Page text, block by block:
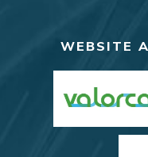
WEBSITE